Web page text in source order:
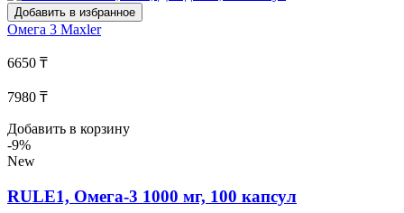
Добавить в избранное
Омега 3 Maxler
6650 ₸
7980 ₸
Добавить в корзину
-9%
New
RULE1, Омега-3 1000 мг, 100 капсул